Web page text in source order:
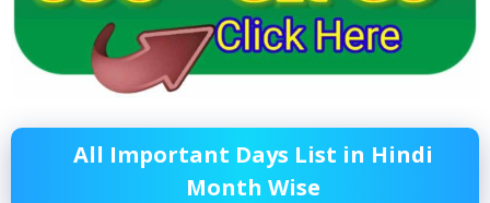
All Important Days List in Hindi
Month Wise